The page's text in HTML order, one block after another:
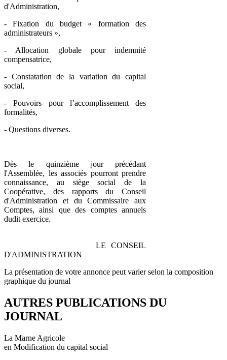
d'Administration,
- Fixation du budget « formation des
administrateurs »,
- Allocation globale pour indemnité
compensatrice,
- Constatation de la variation du capital
social,
- Pouvoirs pour l’accomplissement des
formalités,
- Questions diverses.
Dès le quinzième jour précédant
l'Assemblée, les associés pourront prendre
connaissance, au siège social de la
Coopérative, des rapports du Conseil
d'Administration et du Commissaire aux
Comptes, ainsi que des comptes annuels
dudit exercice.
LE CONSEIL
D'ADMINISTRATION
La présentation de votre annonce peut varier selon la composition
graphique du journal
AUTRES PUBLICATIONS DU
JOURNAL
La Marne Agricole
en Modification du capital social